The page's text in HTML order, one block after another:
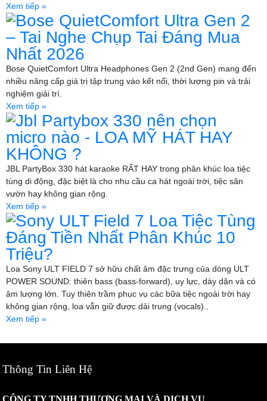
Xem tiếp »
Bose QuietComfort Ultra Gen 2
– Tai Nghe Chụp Tai Đáng Mua
Nhất 2026
Bose QuietComfort Ultra Headphones Gen 2 (2nd Gen) mang đến
nhiều nâng cấp giá trị tập trung vào kết nối, thời lượng pin và trải
nghiệm giải trí.
Xem tiếp »
Jbl Partybox 330 nên chọn
micro nào - LOA MỸ HÁT HAY
KHÔNG ?
JBL PartyBox 330 hát karaoke RẤT HAY trong phân khúc loa tiệc
tùng di động, đặc biệt là cho nhu cầu ca hát ngoài trời, tiệc sân
vườn hay không gian rộng.
Xem tiếp »
Sony ULT Field 7 Loa Tiệc Tùng
Đáng Tiền Nhất Phân Khúc 10
Triệu?
Loa Sony ULT FIELD 7 sở hữu chất âm đặc trưng của dòng ULT
POWER SOUND: thiên bass (bass-forward), uy lực, dày dặn và có
âm lượng lớn. Tuy thiên trầm phục vụ các bữa tiệc ngoài trời hay
không gian rộng, loa vẫn giữ được dải trung (vocals)..
Xem tiếp »
Thông Tin Liên Hệ
CÔNG TY TNHH THƯƠNG MẠI VÀ DỊCH VỤ